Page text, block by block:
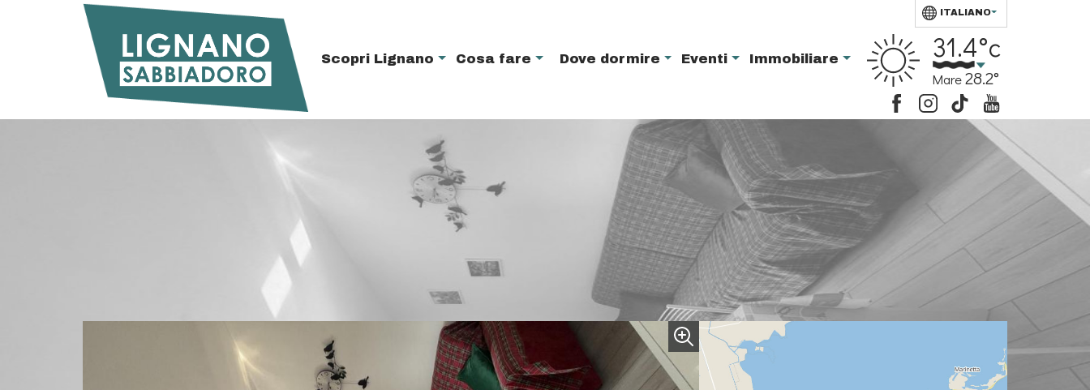
Scopri Lignano Cosa fare Dove dormire Eventi Immobiliare
ITALIANO
31.4°c
Mare28.2°